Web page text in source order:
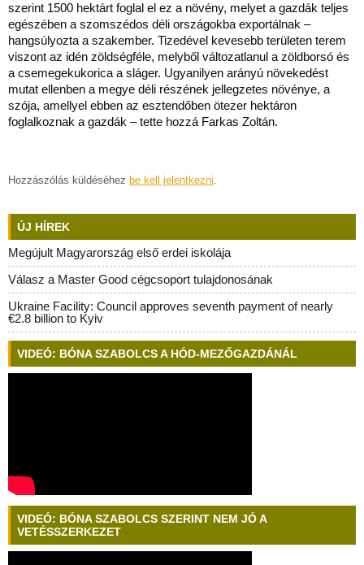
szerint 1500 hektárt foglal el ez a növény, melyet a gazdák teljes
egészében a szomszédos déli országokba exportálnak –
hangsúlyozta a szakember. Tizedével kevesebb területen terem
viszont az idén zöldségféle, melyből változatlanul a zöldborsó és
a csemegekukorica a sláger. Ugyanilyen arányú növekedést
mutat ellenben a megye déli részének jellegzetes növénye, a
szója, amellyel ebben az esztendőben ötezer hektáron
foglalkoznak a gazdák – tette hozzá Farkas Zoltán.
Hozzászólás küldéséhez be kell jelentkezni.
ÚJ HÍREK
Megújult Magyarország első erdei iskolája
Válasz a Master Good cégcsoport tulajdonosának
Ukraine Facility: Council approves seventh payment of nearly
€2.8 billion to Kyiv
VIDEÓ: BÓNA SZABOLCS A HÓD-MEZŐGAZDÁNÁL
VIDEÓ: BÓNA SZABOLCS SZERINT NEM JÓ A
VETÉSSZERKEZET